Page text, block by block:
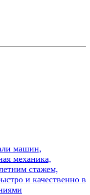
машин,
механика,
стажем,
и качественно в